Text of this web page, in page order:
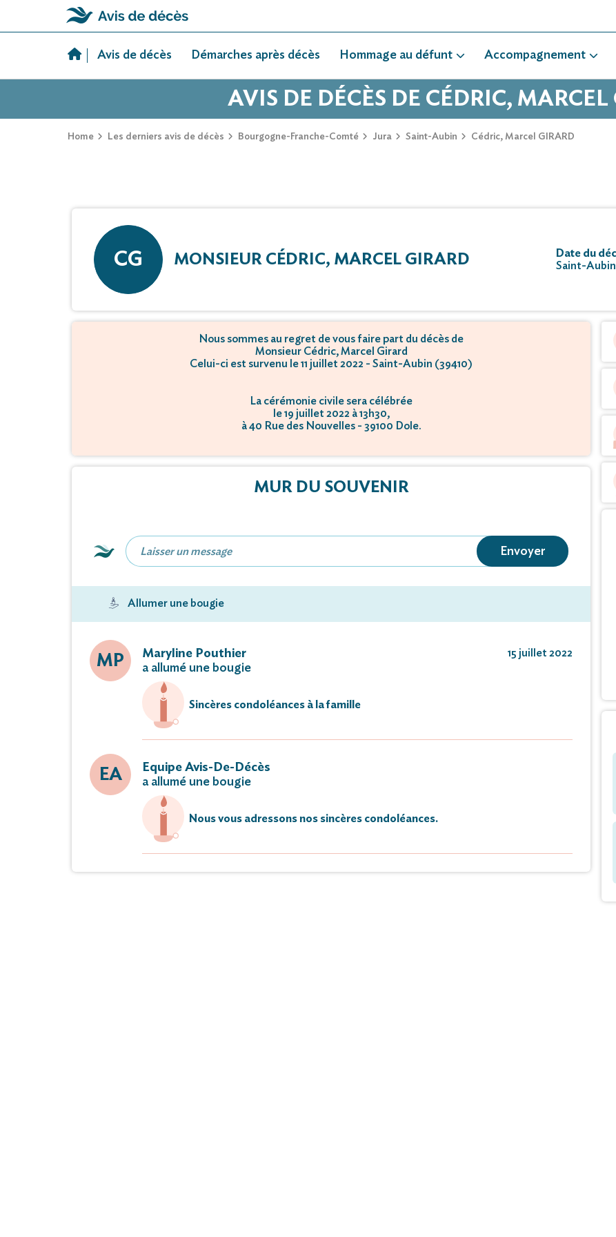
Avis de décès Démarches après décès Hommage au défunt Accompagnement
AVIS DE DÉCÈS DE CÉDRIC,
Home Les derniers avis de décès Bourgogne-Franche-Comté Jura Saint-Aubin Cédric, Marcel GIRARD
CG MONSIEUR CÉDRIC, MARCEL GIRARD Date du
Saint-
Nous sommes au regret de vous faire part du décès de
Monsieur Cédric, Marcel Girard
Celui-ci est survenu le 11 juillet 2022 - Saint-Aubin (39410)
La cérémonie civile sera célébrée
le 19 juillet 2022 à 13h30,
à 40 Rue des Nouvelles - 39100 Dole.
le 19 juillet 2022 à 14h00,
MUR DU SOUVENIR
Envoyer
Allumer une bougie
MP
Maryline Pouthier
a allumé une bougie
15 juillet 2022
Sincères condoléances à la famille
EA
Equipe Avis-De-Décès
a allumé une bougie
Nous vous adressons nos sincères condoléances.